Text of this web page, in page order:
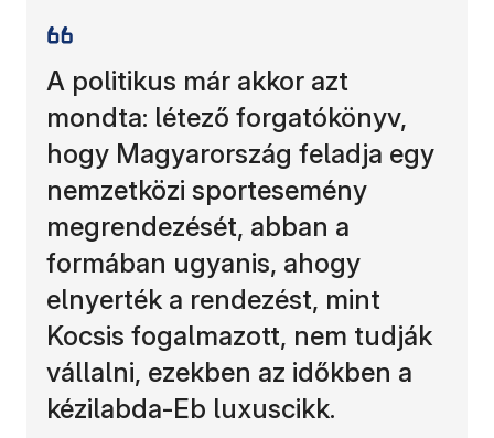
A politikus már akkor azt
mondta: létező forgatókönyv,
hogy Magyarország feladja egy
nemzetközi sportesemény
megrendezését, abban a
formában ugyanis, ahogy
elnyerték a rendezést, mint
Kocsis fogalmazott, nem tudják
vállalni, ezekben az időkben a
kézilabda-Eb luxuscikk.